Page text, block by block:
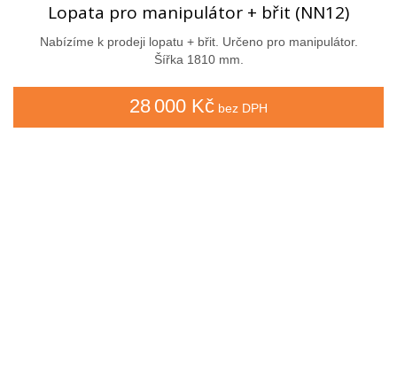
Lopata pro manipulátor + břit (NN12)
Nabízíme k prodeji lopatu + břit. Určeno pro manipulátor.
Šířka 1810 mm.
28 000 Kč bez DPH